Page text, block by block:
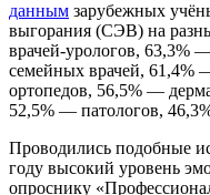
данным зарубежных
выгорания (СЭВ) на
врачей-урологов, 63,3%
семейных врачей, 61,4%
ортопедов, 56,5% —
52,5% — патологов,
Проводились подобные
году высокий уровень
опроснику